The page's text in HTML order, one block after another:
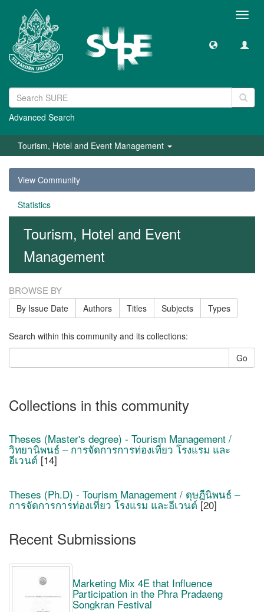
Advanced Search
Tourism, Hotel and Event Management
View Community
Statistics
Tourism, Hotel and Event
Management
BROWSE BY
By Issue Date Authors Titles Subjects Types
Search within this community and its collections:
Go
Collections in this community
Theses (Master's degree) - Tourism Management /
วิทยานิพนธ์ – การจัดการการท่องเที่ยว โรงแรม และ
อีเวนต์ [14]
Theses (Ph.D) - Tourism Management / ดุษฎีนิพนธ์ –
การจัดการการท่องเที่ยว โรงแรม และอีเวนต์ [20]
Recent Submissions
Marketing Mix 4E that Influence
Participation in the Phra Pradaeng
Songkran Festival